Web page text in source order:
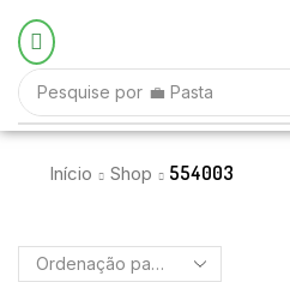
Pesquise por ♟️ Jogos Didáticos
Início Shop 554003